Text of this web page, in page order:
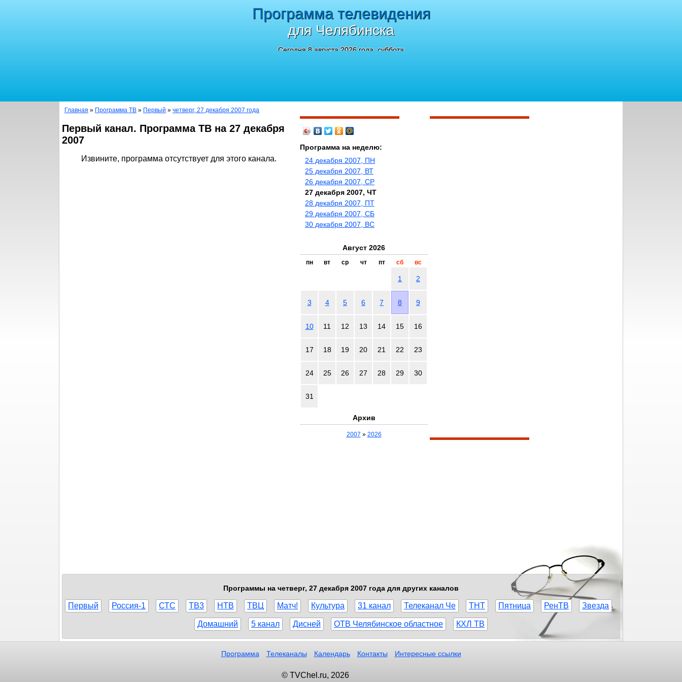
Программа телевидения
для Челябинска
Сегодня 8 августа 2026 года, суббота
Главная » Программа ТВ » Первый » четверг, 27 декабря 2007 года
Первый канал. Программа ТВ на 27 декабря
2007
Извините, программа отсутствует для этого канала.
Программа на неделю:
24 декабря 2007, ПН
25 декабря 2007, ВТ
26 декабря 2007, СР
27 декабря 2007, ЧТ
28 декабря 2007, ПТ
29 декабря 2007, СБ
30 декабря 2007, ВС
Август 2026
пн вт ср чт пт сб вс
1 2
3 4 5 6 7 8 9
10 11 12 13 14 15 16
17 18 19 20 21 22 23
24 25 26 27 28 29 30
31
Архив
2007 » 2026
Программы на четверг, 27 декабря 2007 года для других каналов
Первый Россия-1 СТС ТВ3 НТВ ТВЦ Матч! Культура 31 канал Телеканал Че ТНТ Пятница РенТВ Звезда
Домашний 5 канал Дисней ОТВ Челябинское областное КХЛ ТВ
Программа Телеканалы Календарь Контакты Интересные ссылки
© TVChel.ru, 2026